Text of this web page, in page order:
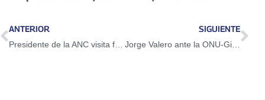
ANTERIOR
Presidente de la ANC visita fábrica de alimentos infantiles en Pyongyang
SIGUIENTE
Jorge Valero ante la ONU-Ginebra: Cooperación internacional se impone a la injerencia